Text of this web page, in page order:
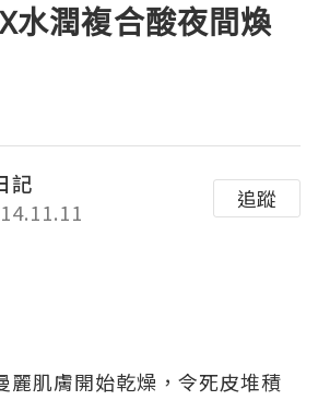
水潤複合酸夜間煥
記
追蹤
麗肌膚開始乾燥，令死皮堆積